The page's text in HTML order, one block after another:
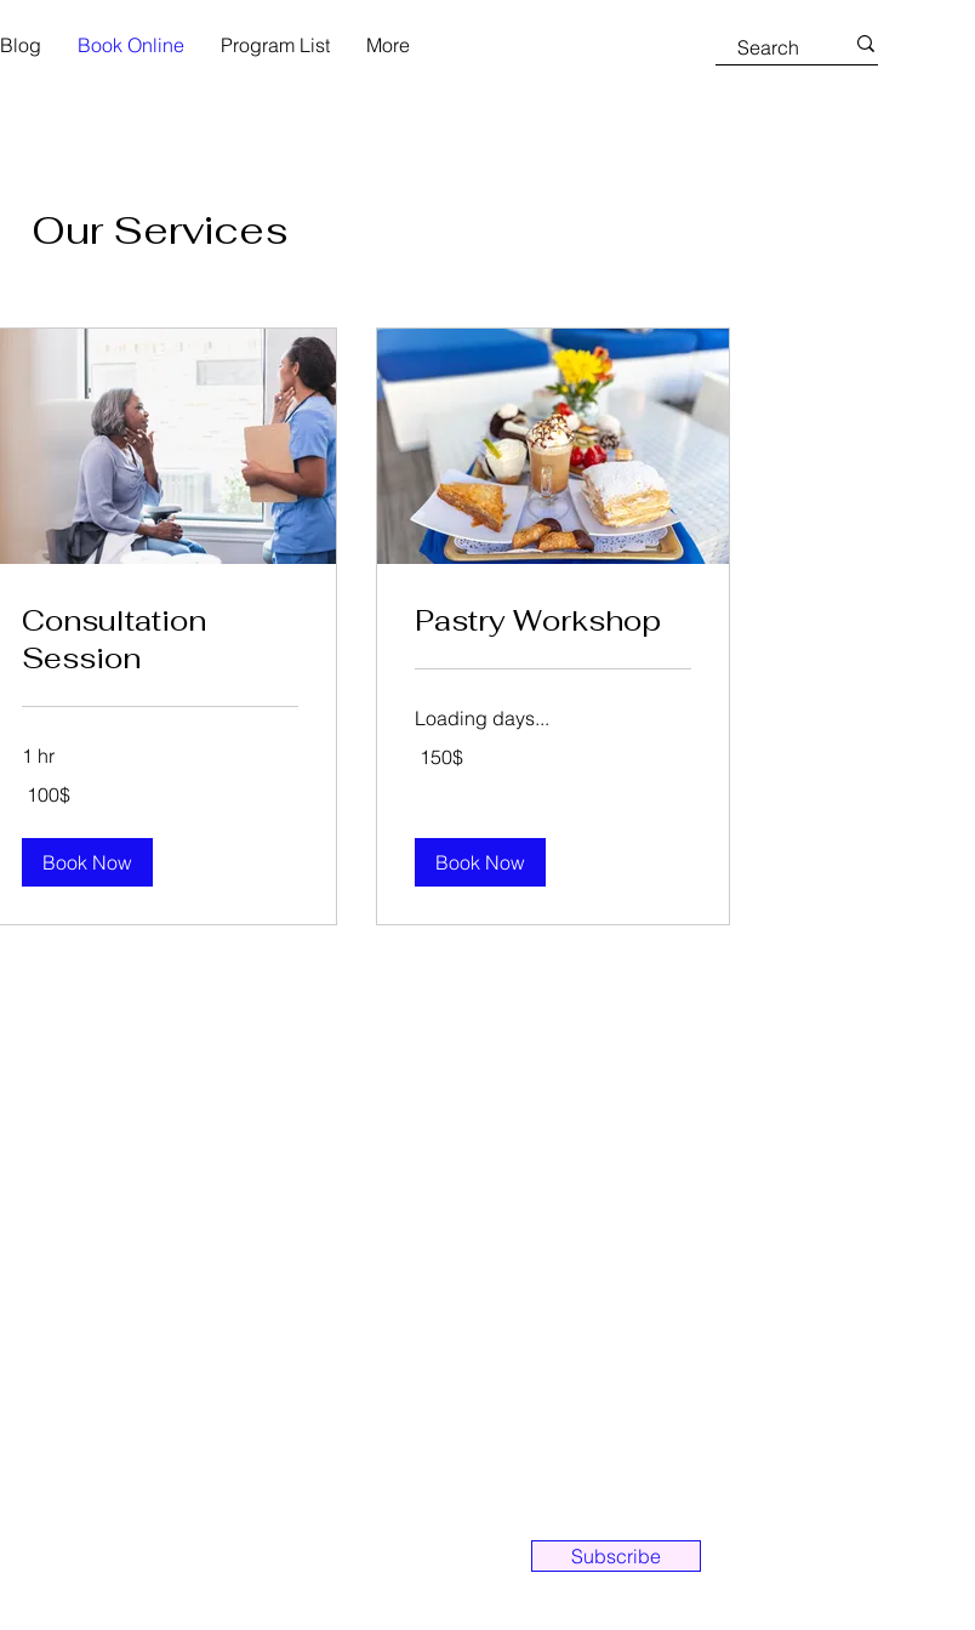
Blog Book Online Program List More
Our Services
Consultation
Session
1 hr
דולר
אמריקאי
‏100 ‏$
Book Now
Pastry Workshop
Loading days...
דולר
אמריקאי
‏150 ‏$
Book Now
Subscribe